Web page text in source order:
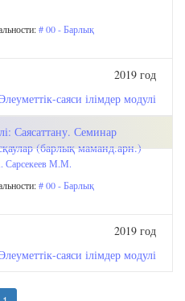
# 00 - Барлық
2019 год
саяси ілімдер модулі
Саясаттану. Семинар
(барлық маманд.арн.)
Сарсекеев М.М.
# 00 - Барлық
2019 год
саяси ілімдер модулі